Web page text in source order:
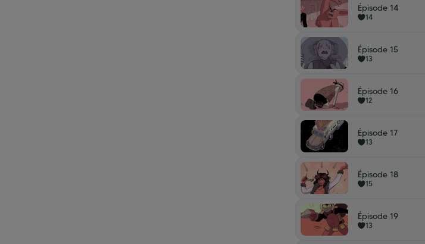
Épisode 14
14
Épisode 15
13
Épisode 16
12
Épisode 17
13
Épisode 18
15
Épisode 19
13